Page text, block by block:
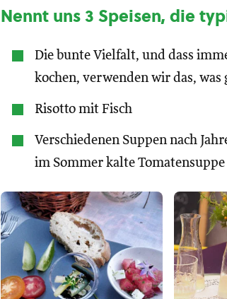
Nennt uns 3 Speisen, die
Die bunte Vielfalt, und dass
kochen, verwenden wir das, was
Risotto mit Fisch
Verschiedenen Suppen nach
im Sommer kalte Tomatensuppe